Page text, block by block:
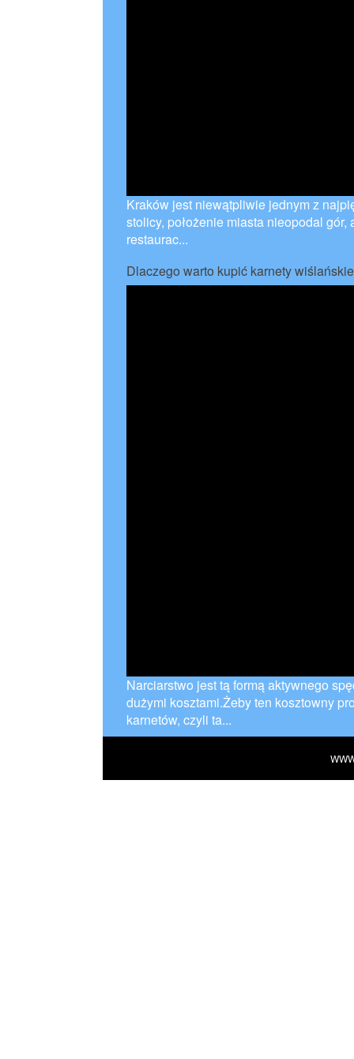
Kraków jest niewątpliwie jednym z
stolicy, położenie miasta nieopodal
restaurac...
Dlaczego warto kupić karnety
Narciarstwo jest tą formą aktywnego
dużymi kosztami.Żeby ten kosztowny
karnetów, czyli ta...